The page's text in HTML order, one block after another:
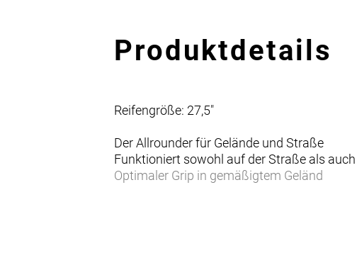
Produktdetails
Reifengröße: 27,5"
Der Allrounder für Gelände und Straße
Funktioniert sowohl auf der Straße als
Optimaler Grip in gemäßigtem Geländ